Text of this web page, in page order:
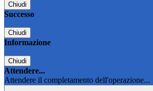
Chiudi
Successo
Chiudi
Informazione
Chiudi
Attendere...
Attendere il completamento dell'operazione...